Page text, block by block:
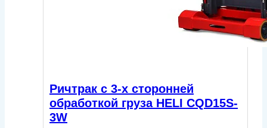
Ричтрак с 3-х сторонней
обработкой груза HELI CQD15S-
3W